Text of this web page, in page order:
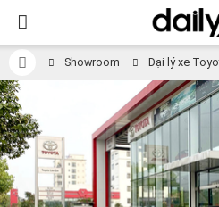
Showroom Đại lý xe